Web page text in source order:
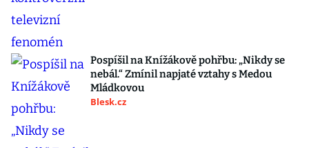
Pospíšil na Knížákově pohřbu: „Nikdy se
nebál.“ Zmínil napjaté vztahy s Medou
Mládkovou
Blesk.cz